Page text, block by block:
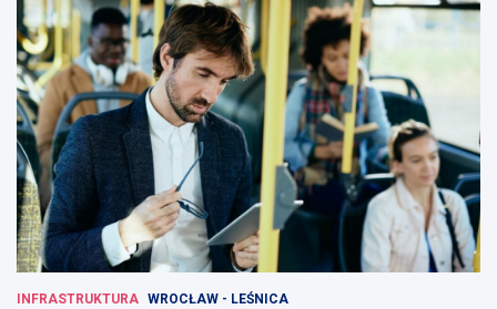
INFRASTRUKTURA WROCŁAW - LEŚNICA